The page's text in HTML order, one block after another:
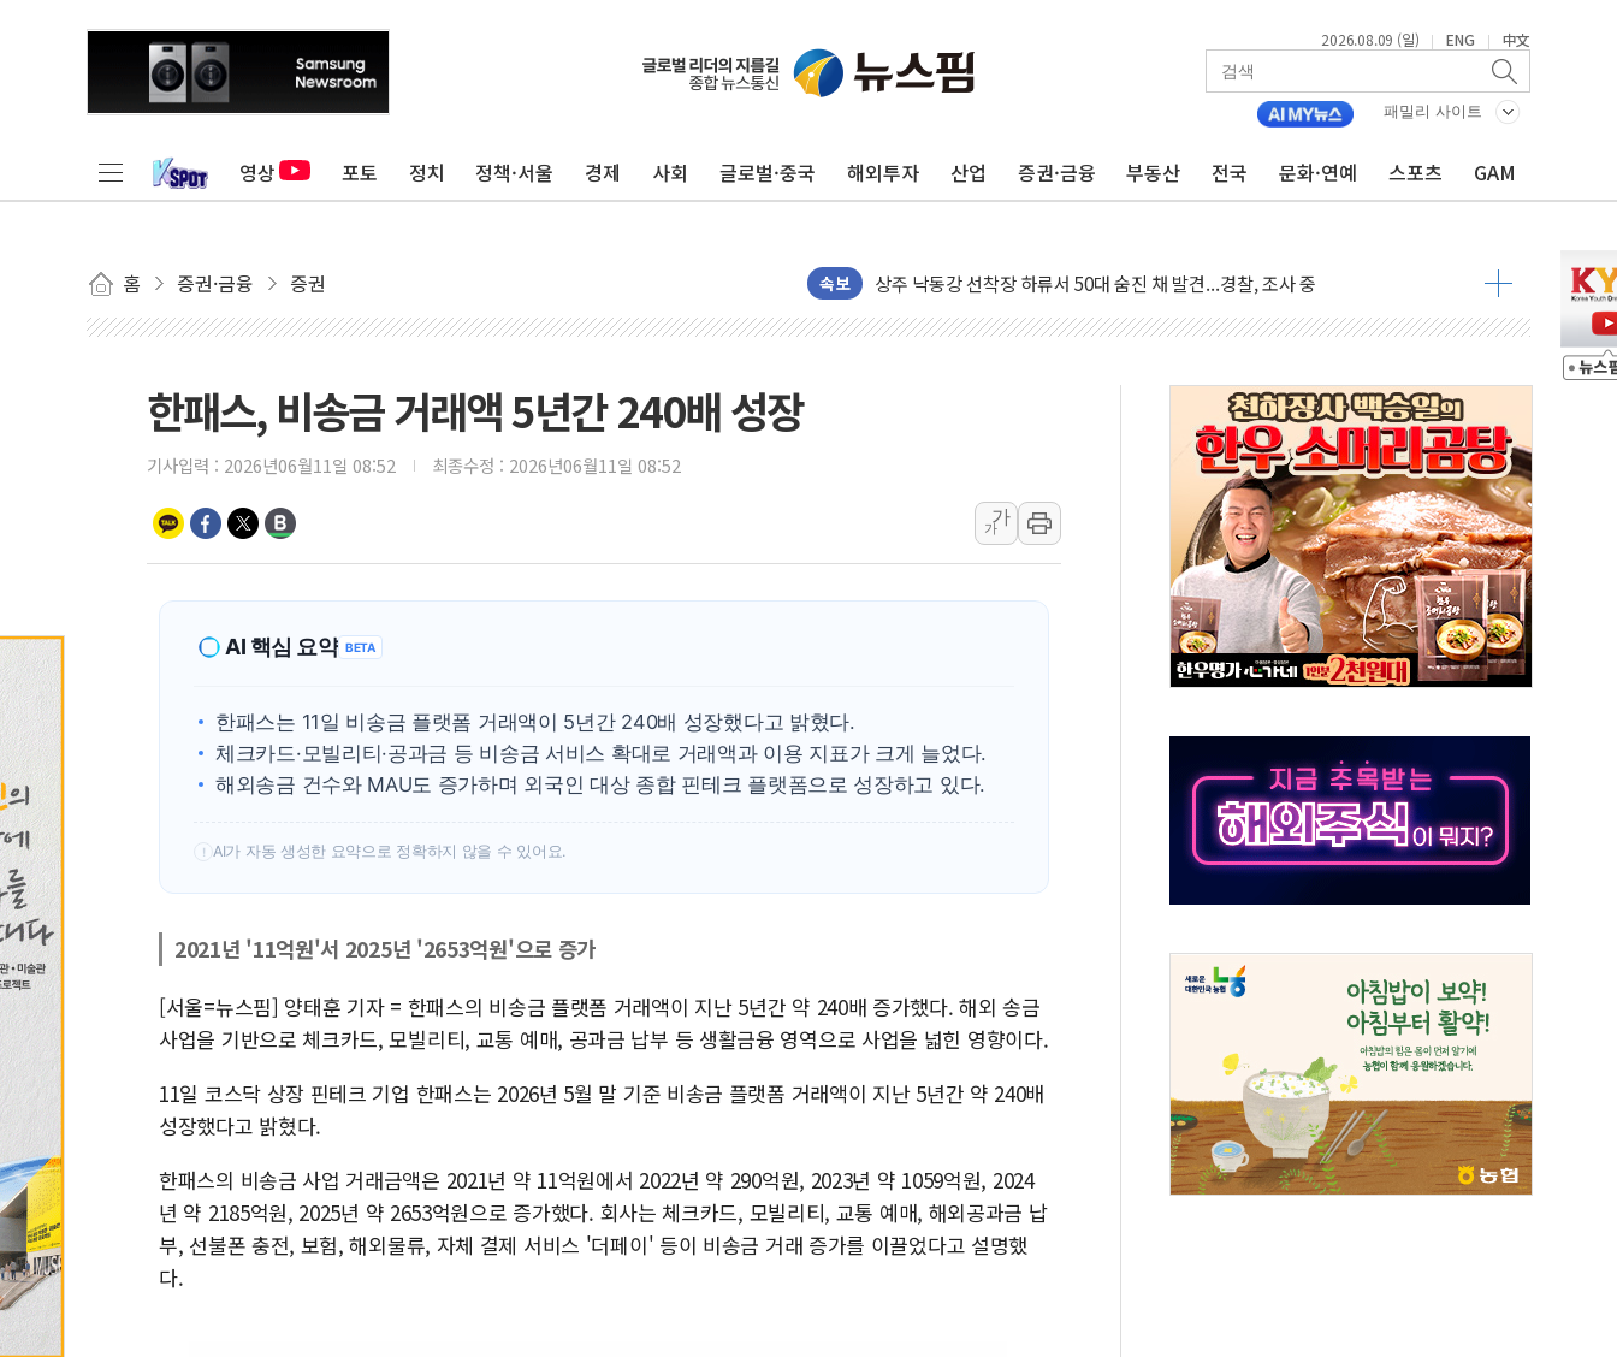
2026.08.09 (일) | ENG | 中文
패밀리 사이트
영상 포토 정치 정책·서울 경제 사회 글로벌·중국 해외투자 산업 증권·금융 부동산 전국 문화·연예 스포츠 GAM
홈 증권·금융 증권 속보
평택 진위면 공장서 질식사고 발생…작업자 1명 숨져
[종합] 김민석, 정청래에 누적 1.48%p 차 선두 유지...金 46.01% vs 鄭 44.53%
민주당 경북도당위원장에 오중기 당선...합산득표율 68.63%
김민석, 강원·대구·경북 경선서 정청래에 승리…金 48.54% vs 鄭 44.40%
[속보] 민주, 강원·대구·경북 경선 결과...김민석 48.54% 정청래 44.40%
[속보] 민주, 경북 경선 결과 발표...김민석 47.37% 정청래 45.71% 송영길 6.92%
[속보] 민주, 대구 경선 결과 발표...정청래 47.82% 김민석 46.35% 송영길 5.83%
[속보] 민주, 강원 경선 결과 발표...김민석 50.30% 정청래 41.94% 송영길 7.76%
정재헌 CEO, SKT 장기고객 400명 맞이…"마음 잇는 시간 되길"
최태원, 노소영에 9440억 지급 확정되나…재상고 앞두고 막판 셈법
하나금융, 명동 소상공인에 '행복상자' 전달
인천시 광복절 현수막 '태극기 거꾸로' 논란…이틀만에 철거
홈플러스發 대형마트 판매, 역대 최대폭 감소한 9.4%↓…유통업계 양극화 심화
윤준병·이해민 의원, '정부 특사'로 콜롬비아 대통령 취임식 참석
'호우·산사태 주의보' 울진 시간당 30mm 강한 비...호우 피해 없어
여야, 황희 '버스 하우스' 공방…野 "청년 우롱 기괴" vs 與 "송구한 해프닝"
한패스, 비송금 거래액 5년간 240배 성장
기사입력 : 2026년06월11일 08:52 최종수정 : 2026년06월11일 08:52
가
가
AI 핵심 요약 BETA
한패스는 11일 비송금 플랫폼 거래액이 5년간 240배 성장했다고 밝혔다.
체크카드·모빌리티·공과금 등 비송금 서비스 확대로 거래액과 이용 지표가 크게 늘었다.
해외송금 건수와 MAU도 증가하며 외국인 대상 종합 핀테크 플랫폼으로 성장하고 있다.
! AI가 자동 생성한 요약으로 정확하지 않을 수 있어요.
2021년 '11억원'서 2025년 '2653억원'으로 증가
[서울=뉴스핌] 양태훈 기자 = 한패스의 비송금 플랫폼 거래액이 지난 5년간 약 240배 증가했다. 해외 송금
사업을 기반으로 체크카드, 모빌리티, 교통 예매, 공과금 납부 등 생활금융 영역으로 사업을 넓힌 영향이다.
11일 코스닥 상장 핀테크 기업 한패스는 2026년 5월 말 기준 비송금 플랫폼 거래액이 지난 5년간 약 240배
성장했다고 밝혔다.
한패스의 비송금 사업 거래금액은 2021년 약 11억원에서 2022년 약 290억원, 2023년 약 1059억원, 2024
년 약 2185억원, 2025년 약 2653억원으로 증가했다. 회사는 체크카드, 모빌리티, 교통 예매, 해외공과금 납
부, 선불폰 충전, 보험, 해외물류, 자체 결제 서비스 '더페이' 등이 비송금 거래 증가를 이끌었다고 설명했
다.